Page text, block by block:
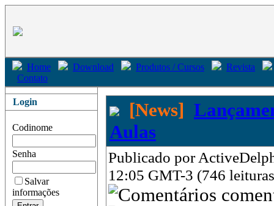
Home Download Produtos / Cursos
Revista
Contato
Login
Codinome
Senha
Salvar
informações
[News]
Aulas
Publicado por
12:05 GMT-3 (746